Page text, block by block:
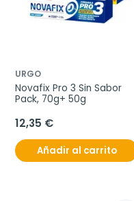
URGO
Novafix Pro 3 Sin Sabor
Pack, 70g+ 50g
12,35 €
Añadir al carrito